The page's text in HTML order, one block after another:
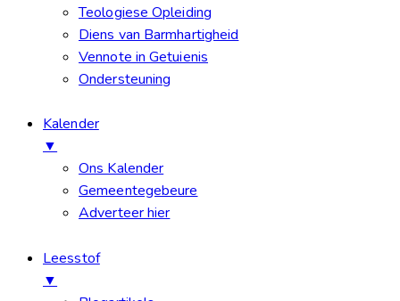
Teologiese Opleiding
Diens van Barmhartigheid
Vennote in Getuienis
Ondersteuning
Kalender
▼
Ons Kalender
Gemeentegebeure
Adverteer hier
Leesstof
▼